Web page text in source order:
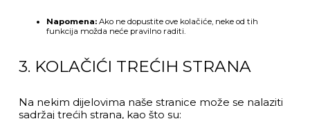
Napomena: Ako ne dopustite ove kolačiće, neke od tih
funkcija možda neće pravilno raditi.
3. KOLAČIĆI TREĆIH STRANA
Na nekim dijelovima naše stranice može se nalaziti
sadržaj trećih strana, kao što su: